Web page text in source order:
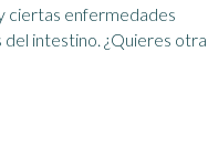
ciertas enfermedades
del intestino. ¿Quieres